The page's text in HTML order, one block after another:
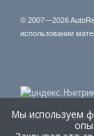
© 2007—2026
использовании
Время
Мы используем